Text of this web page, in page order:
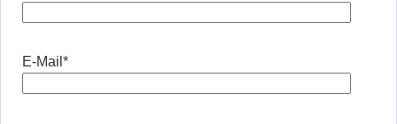
E-Mail *